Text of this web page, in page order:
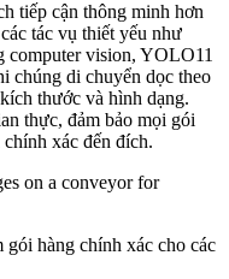
tiếp cận thông minh hơn
tác vụ thiết yếu như
computer vision, YOLO11
chúng di chuyển dọc theo
thước và hình dạng.
thực, đảm bảo mọi gói
xác đến đích.
hàng chính xác cho các